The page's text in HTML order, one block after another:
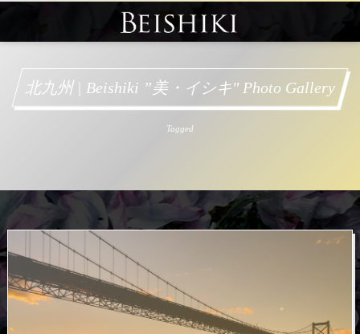
北九州 | Beishiki ”美・イシキ" Photo Gallery
Tagged